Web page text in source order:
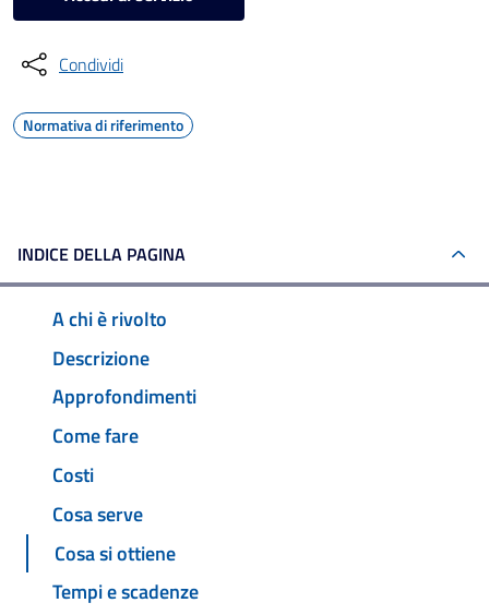
Condividi
Normativa di riferimento
INDICE DELLA PAGINA
A chi è rivolto
Descrizione
Approfondimenti
Come fare
Costi
Cosa serve
Cosa si ottiene
Tempi e scadenze